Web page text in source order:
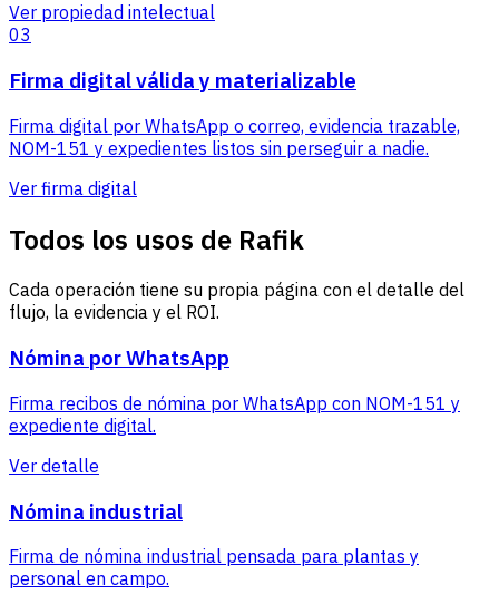
Ver propiedad intelectual
03
Firma digital válida y materializable
Firma digital por WhatsApp o correo, evidencia trazable,
NOM-151 y expedientes listos sin perseguir a nadie.
Ver firma digital
Todos los usos de Rafik
Cada operación tiene su propia página con el detalle del
flujo, la evidencia y el ROI.
Nómina por WhatsApp
Firma recibos de nómina por WhatsApp con NOM-151 y
expediente digital.
Ver detalle
Nómina industrial
Firma de nómina industrial pensada para plantas y
personal en campo.